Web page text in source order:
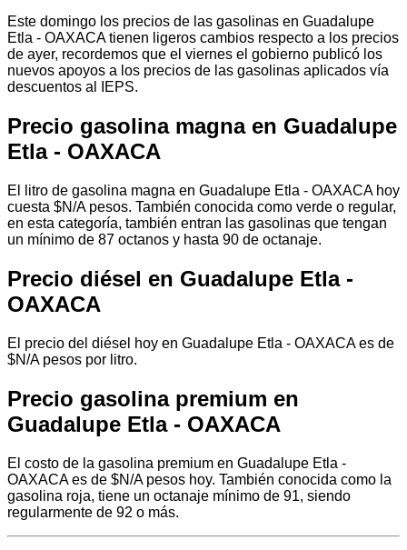
Este domingo los precios de las gasolinas en Guadalupe
Etla - OAXACA tienen ligeros cambios respecto a los precios
de ayer, recordemos que el viernes el gobierno publicó los
nuevos apoyos a los precios de las gasolinas aplicados vía
descuentos al IEPS.
Precio gasolina magna en Guadalupe
Etla - OAXACA
El litro de gasolina magna en Guadalupe Etla - OAXACA hoy
cuesta $N/A pesos. También conocida como verde o regular,
en esta categoría, también entran las gasolinas que tengan
un mínimo de 87 octanos y hasta 90 de octanaje.
Precio diésel en Guadalupe Etla -
OAXACA
El precio del diésel hoy en Guadalupe Etla - OAXACA es de
$N/A pesos por litro.
Precio gasolina premium en
Guadalupe Etla - OAXACA
El costo de la gasolina premium en Guadalupe Etla -
OAXACA es de $N/A pesos hoy. También conocida como la
gasolina roja, tiene un octanaje mínimo de 91, siendo
regularmente de 92 o más.